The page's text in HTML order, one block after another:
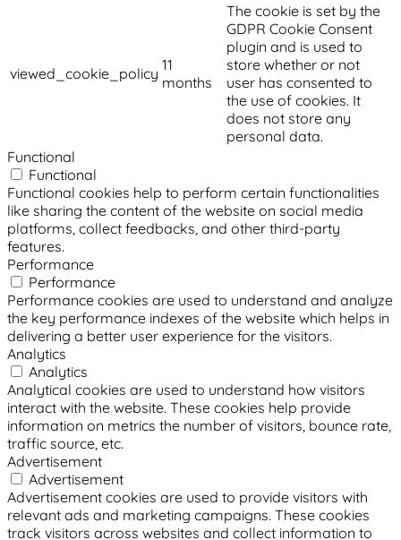
viewed_cookie_policy 11
months
The cookie is set by the
GDPR Cookie Consent
plugin and is used to
store whether or not
user has consented to
the use of cookies. It
does not store any
personal data.
Functional
Functional
Functional cookies help to perform certain functionalities
like sharing the content of the website on social media
platforms, collect feedbacks, and other third-party
features.
Performance
Performance
Performance cookies are used to understand and analyze
the key performance indexes of the website which helps in
delivering a better user experience for the visitors.
Analytics
Analytics
Analytical cookies are used to understand how visitors
interact with the website. These cookies help provide
information on metrics the number of visitors, bounce rate,
traffic source, etc.
Advertisement
Advertisement
Advertisement cookies are used to provide visitors with
relevant ads and marketing campaigns. These cookies
track visitors across websites and collect information to